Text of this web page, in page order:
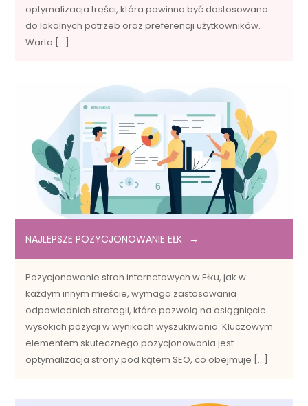
optymalizacja treści, która powinna być dostosowana
do lokalnych potrzeb oraz preferencji użytkowników.
Warto […]
NAJLEPSZE POZYCJONOWANIE EŁK
Pozycjonowanie stron internetowych w Ełku, jak w
każdym innym mieście, wymaga zastosowania
odpowiednich strategii, które pozwolą na osiągnięcie
wysokich pozycji w wynikach wyszukiwania. Kluczowym
elementem skutecznego pozycjonowania jest
optymalizacja strony pod kątem SEO, co obejmuje […]